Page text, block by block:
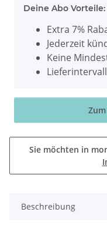
Deine Abo Vorteile:
Extra 7%
Jederzeit
Keine
Sie möchten in
Beschreibung